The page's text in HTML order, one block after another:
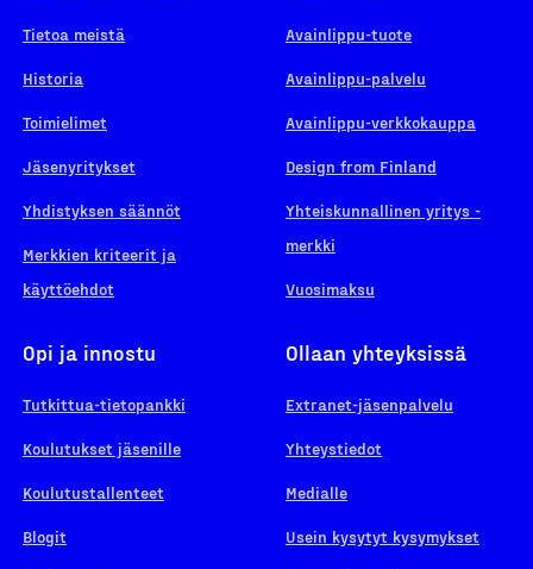
Tietoa meistä
Historia
Toimielimet
Jäsenyritykset
Yhdistyksen säännöt
Merkkien kriteerit ja
käyttöehdot
Avainlippu-tuote
Avainlippu-palvelu
Avainlippu-verkkokauppa
Design from Finland
Yhteiskunnallinen yritys -
merkki
Vuosimaksu
Opi ja innostu
Tutkittua-tietopankki
Koulutukset jäsenille
Koulutustallenteet
Blogit
Ollaan yhteyksissä
Extranet-jäsenpalvelu
Yhteystiedot
Medialle
Usein kysytyt kysymykset